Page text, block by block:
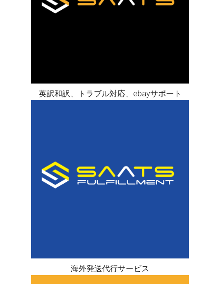
英訳和訳、トラブル対応、ebayサポート
海外発送代行サービス